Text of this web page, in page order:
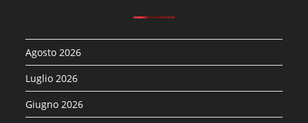
Agosto 2026
Luglio 2026
Giugno 2026